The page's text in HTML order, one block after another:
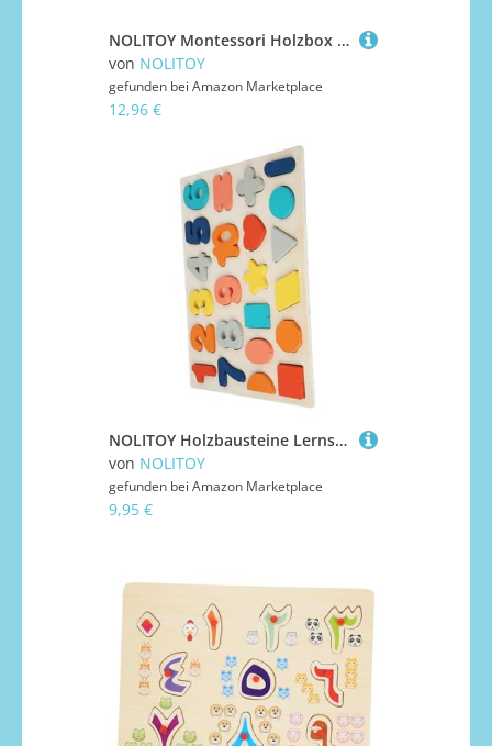
NOLITOY Montessori Holzbox Stabile für Kleinkinder mit Ball Münzwurf Pädagogisches Vorschulspielzeug für Feinmotorikförderung und Zielerreichung
von NOLITOY
gefunden bei Amazon Marketplace
12,96 €
NOLITOY Holzbausteine Lernspielzeug Zahlen und Buchstaben Puzzle Pädagogisches für Kleinkinder Feinmotorik und Kognitive Entwicklung
von NOLITOY
gefunden bei Amazon Marketplace
9,95 €